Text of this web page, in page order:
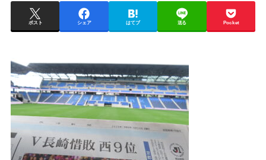
ポスト シェア はてブ 送る Pocket